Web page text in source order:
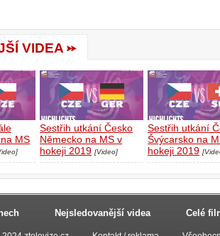
VIDEA
MS
Sestřih utkání Česko
Německo na MS v
hokeji 2019 [Video]
Sestřih utkání
Švýcarsko na
hokeji 2019
Nejsledovanější videa Celé